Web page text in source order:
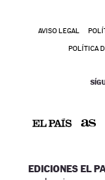
AVISO LEGAL
POLÍTICA
EDICIONES EL